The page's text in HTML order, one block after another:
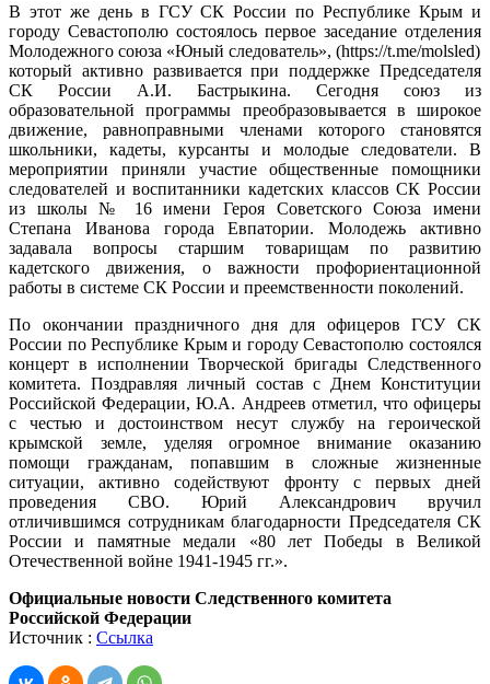
В этот же день в ГСУ СК России по Республике Крым и
городу Севастополю состоялось первое заседание отделения
Молодежного союза «Юный следователь», (https://t.me/molsled)
который активно развивается при поддержке Председателя
СК России А.И. Бастрыкина. Сегодня союз из
образовательной программы преобразовывается в широкое
движение, равноправными членами которого становятся
школьники, кадеты, курсанты и молодые следователи. В
мероприятии приняли участие общественные помощники
следователей и воспитанники кадетских классов СК России
из школы № 16 имени Героя Советского Союза имени
Степана Иванова города Евпатории. Молодежь активно
задавала вопросы старшим товарищам по развитию
кадетского движения, о важности профориентационной
работы в системе СК России и преемственности поколений.
По окончании праздничного дня для офицеров ГСУ СК
России по Республике Крым и городу Севастополю состоялся
концерт в исполнении Творческой бригады Следственного
комитета. Поздравляя личный состав с Днем Конституции
Российской Федерации, Ю.А. Андреев отметил, что офицеры
с честью и достоинством несут службу на героической
крымской земле, уделяя огромное внимание оказанию
помощи гражданам, попавшим в сложные жизненные
ситуации, активно содействуют фронту с первых дней
проведения СВО. Юрий Александрович вручил
отличившимся сотрудникам благодарности Председателя СК
России и памятные медали «80 лет Победы в Великой
Отечественной войне 1941-1945 гг.».
Официальные новости Следственного комитета
Российской Федерации
Источник : Ссылка